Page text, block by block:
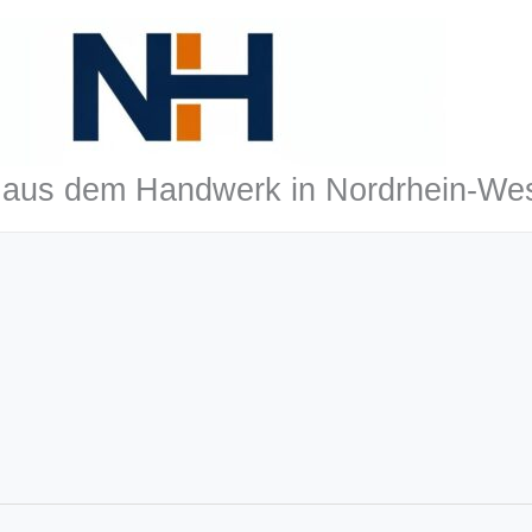
dem Handwerk in Nordrhein-